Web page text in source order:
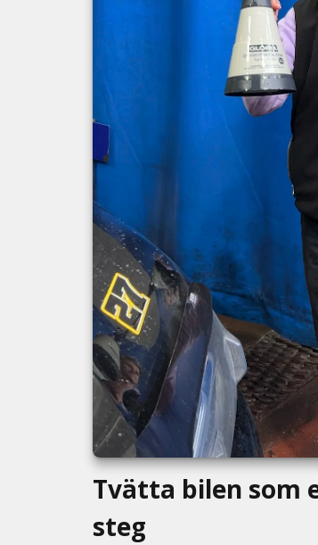
Tvätta bilen som
steg